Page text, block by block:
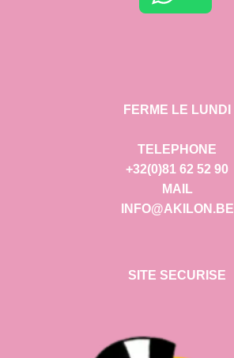
FERME LE LUNDI
TELEPHONE
+32(0)81 62 52 90
MAIL
INFO@AKILON.BE
SITE SECURISE